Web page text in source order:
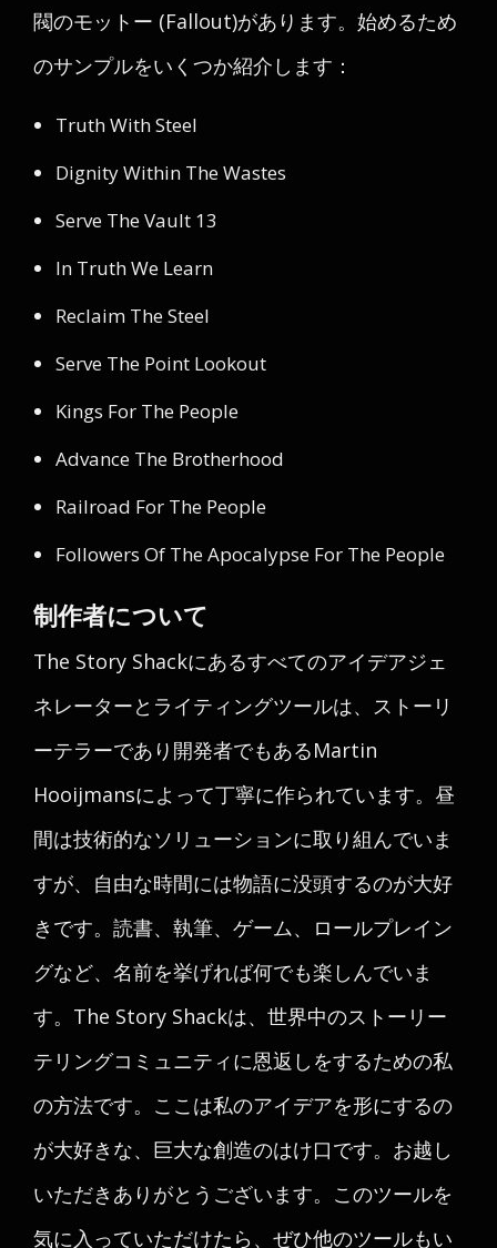
閥のモットー (Fallout)があります。始めるため
のサンプルをいくつか紹介します：
Truth With Steel
Dignity Within The Wastes
Serve The Vault 13
In Truth We Learn
Reclaim The Steel
Serve The Point Lookout
Kings For The People
Advance The Brotherhood
Railroad For The People
Followers Of The Apocalypse For The People
制作者について
The Story Shackにあるすべてのアイデアジェ
ネレーターとライティングツールは、ストーリ
ーテラーであり開発者でもあるMartin
Hooijmansによって丁寧に作られています。昼
間は技術的なソリューションに取り組んでいま
すが、自由な時間には物語に没頭するのが大好
きです。読書、執筆、ゲーム、ロールプレイン
グなど、名前を挙げれば何でも楽しんでいま
す。The Story Shackは、世界中のストーリー
テリングコミュニティに恩返しをするための私
の方法です。ここは私のアイデアを形にするの
が大好きな、巨大な創造のはけ口です。お越し
いただきありがとうございます。このツールを
気に入っていただけたら、ぜひ他のツールもい